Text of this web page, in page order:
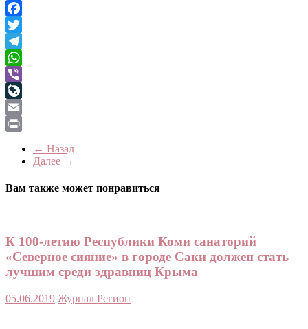
Odnoklassniki
Facebook
Twitter
Telegram
WhatsApp
Viber
LiveJournal
Email
← Назад
Далее →
Вам также может понравиться
К 100-летию Республики Коми санаторий
«Северное сияние» в городе Саки должен стать
лучшим среди здравниц Крыма
05.06.2019 Журнал Регион